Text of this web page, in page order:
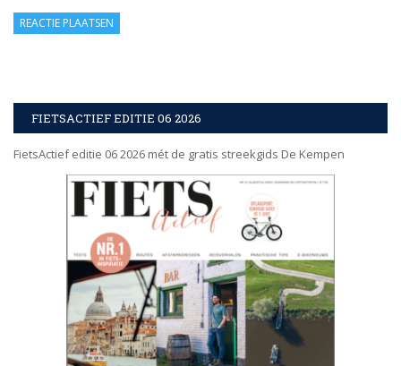
FIETSACTIEF EDITIE 06 2026
FietsActief editie 06 2026 mét de gratis streekgids De Kempen